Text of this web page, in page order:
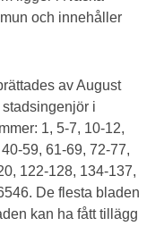
och innehåller
av August
i
1, 5-7, 10-12,
59, 61-69, 72-77,
122-128, 134-137,
De flesta bladen
kan ha fått tillägg